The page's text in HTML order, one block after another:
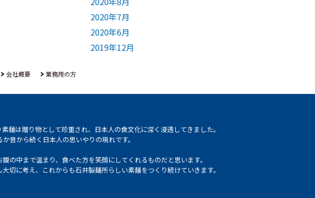
2020年7月
2020年6月
2019年12月
会社概要 業務用の方
は贈り物として珍重され、日本人の食文化に深く浸透してきました。
昔から続く日本人の思いやりの現れです。
中まで温まり、食べた方を笑顔にしてくれるものだと思います。
に考え、これからも石井製麺所らしい素麺をつくり続けていきます。